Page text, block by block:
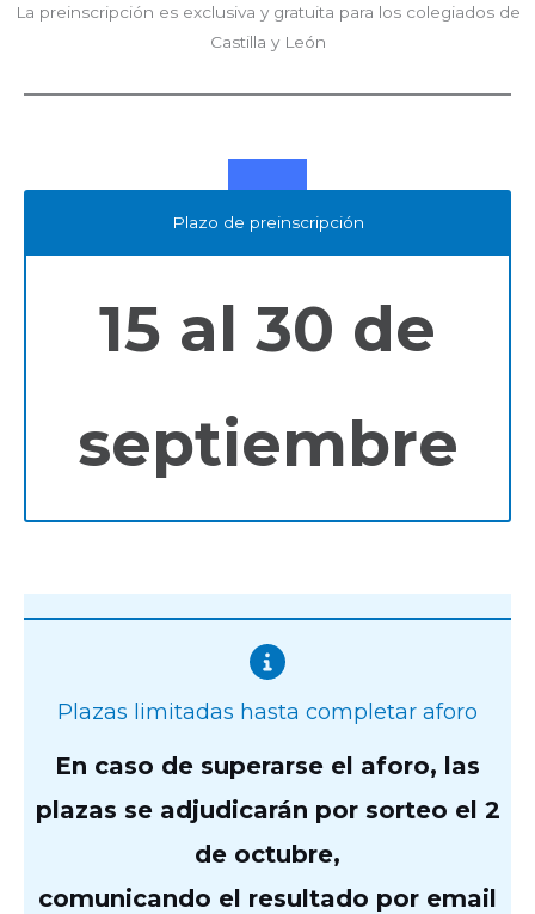
La preinscripción es exclusiva y gratuita para los colegiados de
Castilla y León
Plazo de preinscripción
15 al 30 de
septiembre
Plazas limitadas hasta completar aforo
En caso de superarse el aforo, las
plazas se adjudicarán por sorteo el 2
de octubre,
comunicando el resultado por email